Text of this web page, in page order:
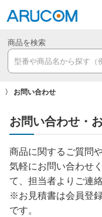
商品を検索
お問い合わせ
お問い合わせ・
商品に関するご質問
気軽にお問い合わせ
て、担当者よりご連
※お見積書は会員登
です。